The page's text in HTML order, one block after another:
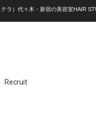
ラ）代々木・新宿の美容室HAIR
Recruit